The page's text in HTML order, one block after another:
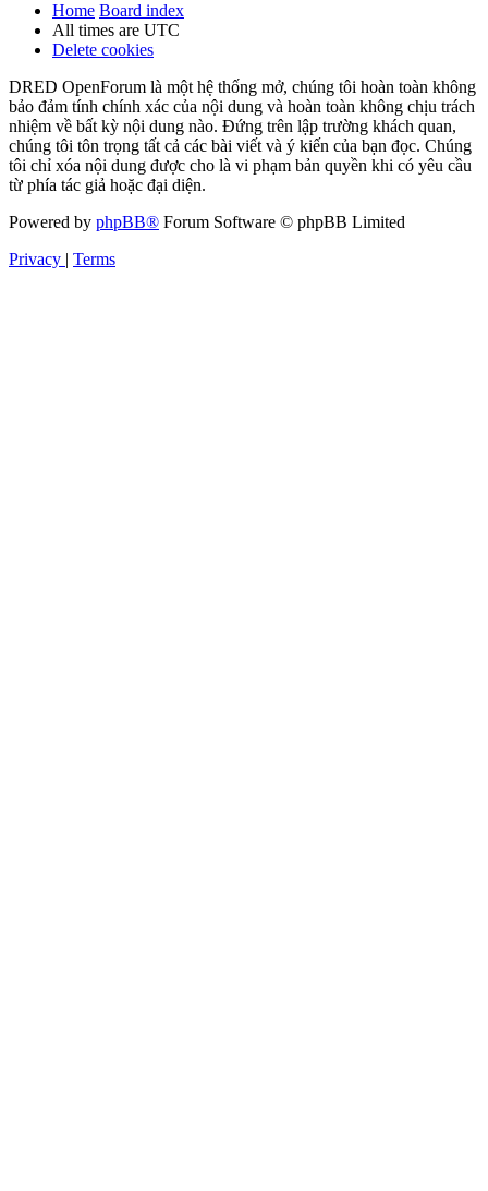
Home Board index
All times are UTC
Delete cookies
DRED OpenForum là một hệ thống mở, chúng tôi hoàn toàn không
bảo đảm tính chính xác của nội dung và hoàn toàn không chịu trách
nhiệm về bất kỳ nội dung nào. Đứng trên lập trường khách quan,
chúng tôi tôn trọng tất cả các bài viết và ý kiến của bạn đọc. Chúng
tôi chỉ xóa nội dung được cho là vi phạm bản quyền khi có yêu cầu
từ phía tác giả hoặc đại diện.
Powered by phpBB® Forum Software © phpBB Limited
Privacy | Terms